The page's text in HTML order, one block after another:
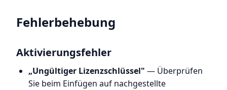
Fehlerbehebung
Aktivierungsfehler
„Ungültiger Lizenzschlüssel" — Überprüfen
Sie beim Einfügen auf nachgestellte